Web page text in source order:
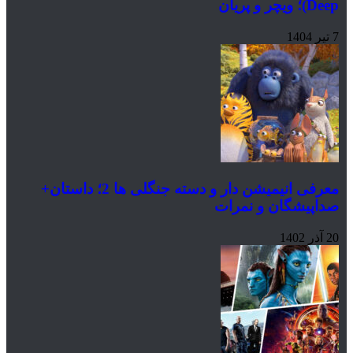
معرفی انیمیشن دار و دسته جنگلی ها 2؛ داستان+
و نمرات